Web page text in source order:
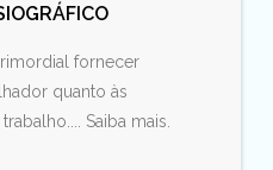
fornecer
quanto às
Saiba mais.